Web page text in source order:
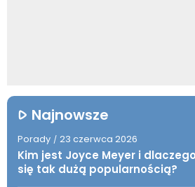
Najnowsze
Porady / 23 czerwca 2026
Kim jest Joyce Meyer i
się tak dużą popularnością?